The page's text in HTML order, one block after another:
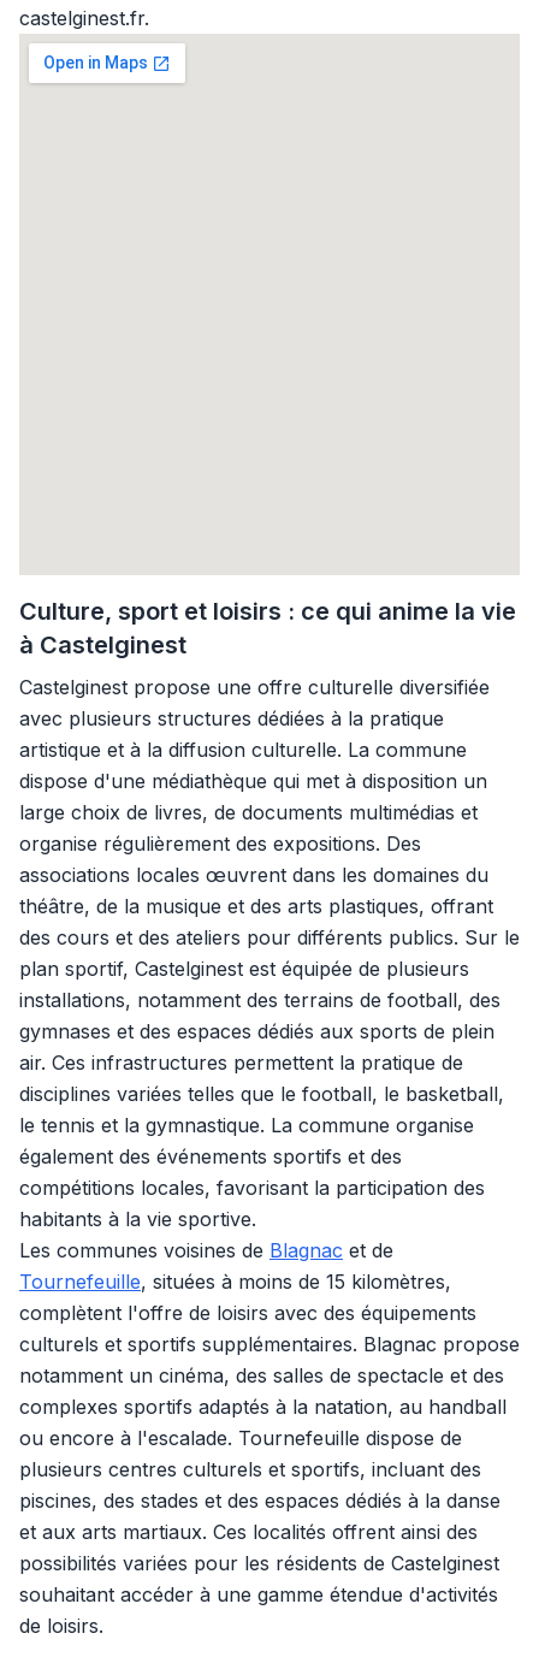
castelginest.fr.
Culture, sport et loisirs : ce qui anime la vie
à Castelginest
Castelginest propose une offre culturelle diversifiée
avec plusieurs structures dédiées à la pratique
artistique et à la diffusion culturelle. La commune
dispose d'une médiathèque qui met à disposition un
large choix de livres, de documents multimédias et
organise régulièrement des expositions. Des
associations locales œuvrent dans les domaines du
théâtre, de la musique et des arts plastiques, offrant
des cours et des ateliers pour différents publics. Sur le
plan sportif, Castelginest est équipée de plusieurs
installations, notamment des terrains de football, des
gymnases et des espaces dédiés aux sports de plein
air. Ces infrastructures permettent la pratique de
disciplines variées telles que le football, le basketball,
le tennis et la gymnastique. La commune organise
également des événements sportifs et des
compétitions locales, favorisant la participation des
habitants à la vie sportive.
Les communes voisines de Blagnac et de
Tournefeuille, situées à moins de 15 kilomètres,
complètent l'offre de loisirs avec des équipements
culturels et sportifs supplémentaires. Blagnac propose
notamment un cinéma, des salles de spectacle et des
complexes sportifs adaptés à la natation, au handball
ou encore à l'escalade. Tournefeuille dispose de
plusieurs centres culturels et sportifs, incluant des
piscines, des stades et des espaces dédiés à la danse
et aux arts martiaux. Ces localités offrent ainsi des
possibilités variées pour les résidents de Castelginest
souhaitant accéder à une gamme étendue d'activités
de loisirs.